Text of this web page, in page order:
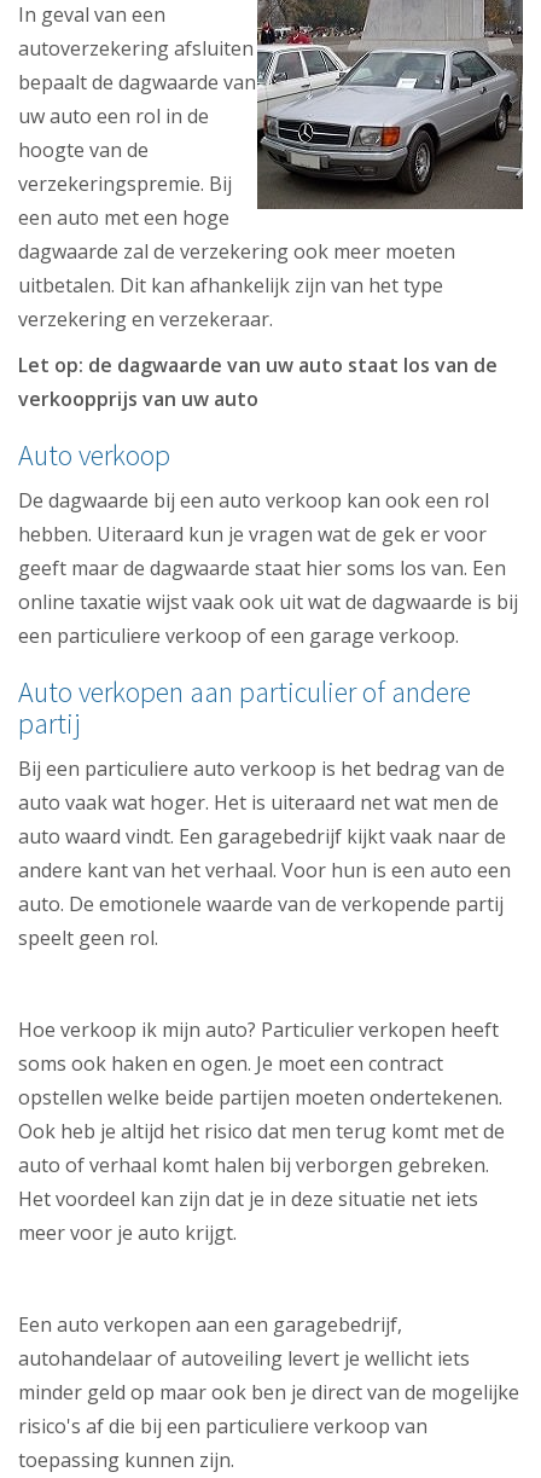
In geval van een
autoverzekering afsluiten
bepaalt de dagwaarde van
uw auto een rol in de
hoogte van de
verzekeringspremie. Bij
een auto met een hoge
dagwaarde zal de verzekering ook meer moeten
uitbetalen. Dit kan afhankelijk zijn van het type
verzekering en verzekeraar.
Let op: de dagwaarde van uw auto staat los van de
verkoopprijs van uw auto
Auto verkoop
De dagwaarde bij een auto verkoop kan ook een rol
hebben. Uiteraard kun je vragen wat de gek er voor
geeft maar de dagwaarde staat hier soms los van. Een
online taxatie wijst vaak ook uit wat de dagwaarde is bij
een particuliere verkoop of een garage verkoop.
Auto verkopen aan particulier of andere
partij
Bij een particuliere auto verkoop is het bedrag van de
auto vaak wat hoger. Het is uiteraard net wat men de
auto waard vindt. Een garagebedrijf kijkt vaak naar de
andere kant van het verhaal. Voor hun is een auto een
auto. De emotionele waarde van de verkopende partij
speelt geen rol.
Hoe verkoop ik mijn auto? Particulier verkopen heeft
soms ook haken en ogen. Je moet een contract
opstellen welke beide partijen moeten ondertekenen.
Ook heb je altijd het risico dat men terug komt met de
auto of verhaal komt halen bij verborgen gebreken.
Het voordeel kan zijn dat je in deze situatie net iets
meer voor je auto krijgt.
Een auto verkopen aan een garagebedrijf,
autohandelaar of autoveiling levert je wellicht iets
minder geld op maar ook ben je direct van de mogelijke
risico's af die bij een particuliere verkoop van
toepassing kunnen zijn.